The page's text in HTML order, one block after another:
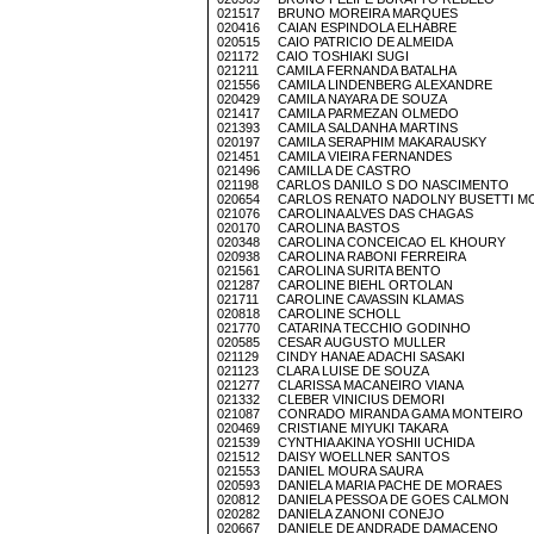
021517 BRUNO MOREIRA MARQUES
020416 CAIAN ESPINDOLA ELHABRE
020515 CAIO PATRICIO DE ALMEIDA
021172 CAIO TOSHIAKI SUGI
021211 CAMILA FERNANDA BATALHA
021556 CAMILA LINDENBERG ALEXANDRE
020429 CAMILA NAYARA DE SOUZA
021417 CAMILA PARMEZAN OLMEDO
021393 CAMILA SALDANHA MARTINS
020197 CAMILA SERAPHIM MAKARAUSKY
021451 CAMILA VIEIRA FERNANDES
021496 CAMILLA DE CASTRO
021198 CARLOS DANILO S DO NASCIMENTO
020654 CARLOS RENATO NADOLNY BUSETTI
021076 CAROLINA ALVES DAS CHAGAS
020170 CAROLINA BASTOS
020348 CAROLINA CONCEICAO EL KHOURY
020938 CAROLINA RABONI FERREIRA
021561 CAROLINA SURITA BENTO
021287 CAROLINE BIEHL ORTOLAN
021711 CAROLINE CAVASSIN KLAMAS
020818 CAROLINE SCHOLL
021770 CATARINA TECCHIO GODINHO
020585 CESAR AUGUSTO MULLER
021129 CINDY HANAE ADACHI SASAKI
021123 CLARA LUISE DE SOUZA
021277 CLARISSA MACANEIRO VIANA
021332 CLEBER VINICIUS DEMORI
021087 CONRADO MIRANDA GAMA MONTEIRO
020469 CRISTIANE MIYUKI TAKARA
021539 CYNTHIA AKINA YOSHII UCHIDA
021512 DAISY WOELLNER SANTOS
021553 DANIEL MOURA SAURA
020593 DANIELA MARIA PACHE DE MORAES
020812 DANIELA PESSOA DE GOES CALMON
020282 DANIELA ZANONI CONEJO
020667 DANIELE DE ANDRADE DAMACENO